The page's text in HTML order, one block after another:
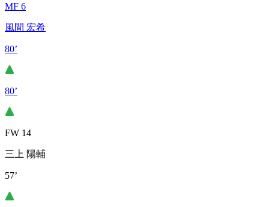
MF 6
風間 宏希
80’
80’
FW 14
三上 陽輔
57’